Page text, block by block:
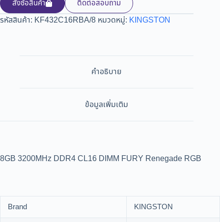
สั่งซ้อสินค้า
ติดต่อสอบถาม
รหัสสินค้า: KF432C16RBA/8 หมวดหมู่: KINGSTON
คำอธิบาย
ข้อมูลเพิ่มเติม
8GB 3200MHz DDR4 CL16 DIMM FURY Renegade RGB
Brand
KINGSTON